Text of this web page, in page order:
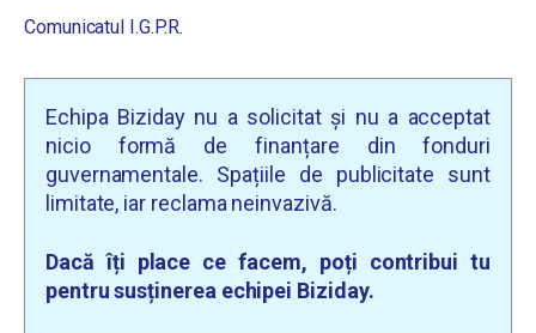
Comunicatul I.G.P.R.
Echipa Biziday nu a solicitat și nu a acceptat
nicio formă de finanțare din fonduri
guvernamentale. Spațiile de publicitate sunt
limitate, iar reclama neinvazivă.
Dacă îți place ce facem, poți contribui tu
pentru susținerea echipei Biziday.